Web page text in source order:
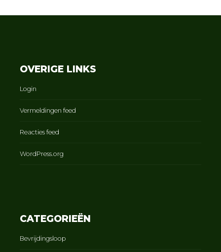
OVERIGE LINKS
Login
Vermeldingen feed
Reacties feed
WordPress.org
CATEGORIEËN
Bevrijdingsloop